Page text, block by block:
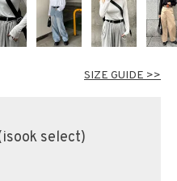
SIZE GUIDE >>
select)